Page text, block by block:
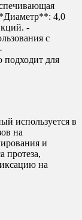
4,0
-
с
для
используется в
на
и
протеза,
на